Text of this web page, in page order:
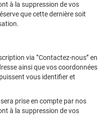
à la suppression de vos
que cette dernière soit
via ‘’Contactez-nous’’ en
ainsi que vos coordonnées
vous identifier et
prise en compte par nos
à la suppression de vos